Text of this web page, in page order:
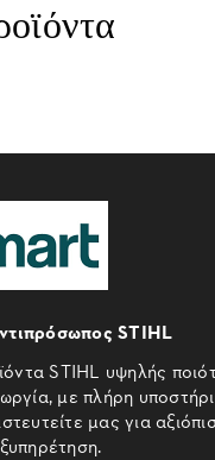
STIHL
STIHL υψηλής
με πλήρη
μας για